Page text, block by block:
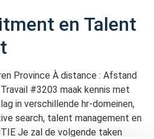
en Talent
Province À distance : Afstand
#3203 maak kennis met
in verschillende hr-domeinen,
search, talent management en
Je zal de volgende taken